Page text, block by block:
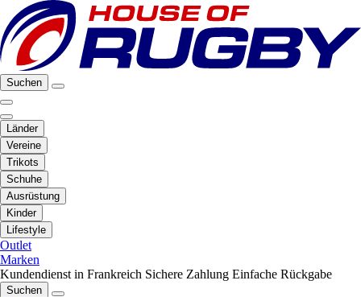
Suchen
Länder
Vereine
Trikots
Schuhe
Ausrüstung
Kinder
Lifestyle
Outlet
Marken
Kundendienst in Frankreich Sichere Zahlung Einfache Rückgabe
Suchen